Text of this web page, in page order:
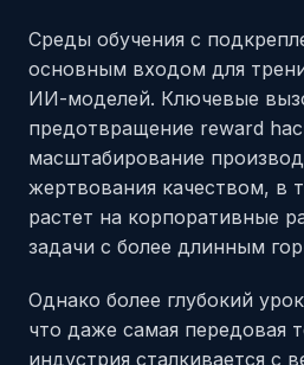
Среды обучения с
основным входом для
ИИ-моделей. Ключевые
предотвращение reward
масштабирование
жертвования качеством, в
растет на корпоративные
задачи с более длинным
Однако более глубокий
что даже самая передовая
индустрия сталкивается с